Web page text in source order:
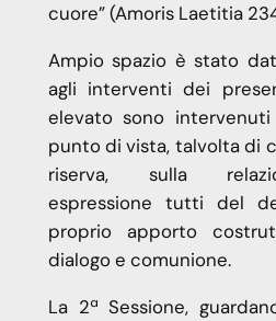
cuore” (Amoris Laetitia
Ampio spazio è stato
agli interventi dei
elevato sono
punto di vista, talvolta di
riserva, sulla
espressione tutti del
proprio apporto
dialogo e comunione.
La 2ª Sessione,